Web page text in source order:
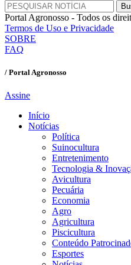
Portal Agronosso - Todos os
Termos de Uso e Privacidade
SOBRE
FAQ
/ Portal Agronosso
Assine
Início
Notícias
Política
Suinocultura
Entretenimento
Tecnologia &
Avicultura
Pecuária
Economia
Agro
Agricultura
Piscicultura
Conteúdo
Esportes